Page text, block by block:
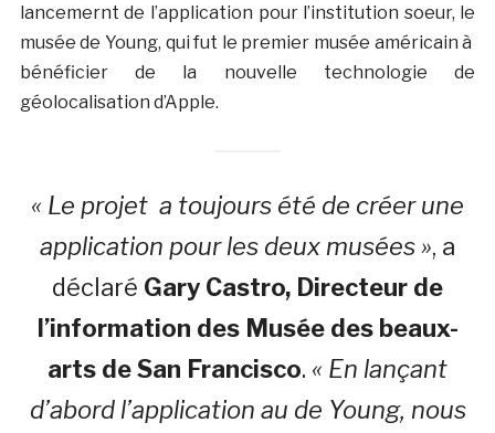
lancemernt de l’application pour l’institution soeur, le
musée de Young, qui fut le premier musée américain à
bénéficier de la nouvelle technologie de
géolocalisation d’Apple.
« Le projet a toujours été de créer une
application pour les deux musées », a
déclaré Gary Castro, Directeur de
l’information des Musée des beaux-
arts de San Francisco. « En lançant
d’abord l’application au de Young, nous